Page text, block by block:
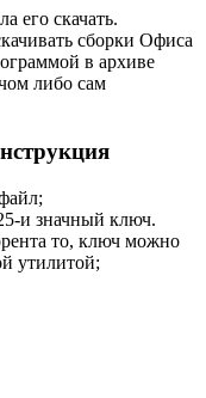
его скачать.
сборки Офиса
в архиве
либо сам
и значный ключ.
то, ключ можно
утилитой;